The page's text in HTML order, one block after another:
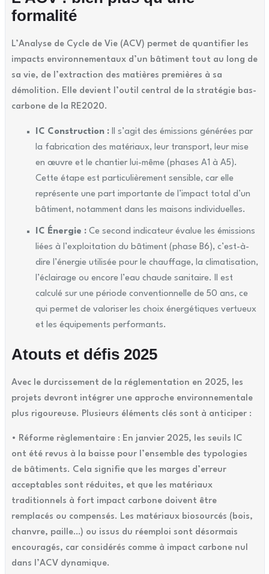
formalité
L’Analyse de Cycle de Vie (ACV) permet de quantifier les
impacts environnementaux d’un bâtiment tout au long de
sa vie, de l’extraction des matières premières à sa
démolition. Elle devient l’outil central de la stratégie bas-
carbone de la RE2020.
IC Construction :Il s’agit des émissions générées par
la fabrication des matériaux, leur transport, leur mise
en œuvre et le chantier lui-même (phases A1 à A5).
Cette étape est particulièrement sensible, car elle
représente une part importante de l’impact total d’un
bâtiment, notamment dans les maisons individuelles.
IC Énergie : Ce second indicateur évalue les émissions
liées à l’exploitation du bâtiment (phase B6), c’est-à-
dire l’énergie utilisée pour le chauffage, la climatisation,
l’éclairage ou encore l’eau chaude sanitaire. Il est
calculé sur une période conventionnelle de 50 ans, ce
qui permet de valoriser les choix énergétiques vertueux
et les équipements performants.
Atouts et défis 2025
Avec le durcissement de la réglementation en 2025, les
projets devront intégrer une approche environnementale
plus rigoureuse. Plusieurs éléments clés sont à anticiper :
• Réforme règlementaire : En janvier 2025, les seuils IC
ont été revus à la baisse pour l’ensemble des typologies
de bâtiments. Cela signifie que les marges d’erreur
acceptables sont réduites, et que les matériaux
traditionnels à fort impact carbone doivent être
remplacés ou compensés. Les matériaux biosourcés (bois,
chanvre, paille…) ou issus du réemploi sont désormais
encouragés, car considérés comme à impact carbone nul
dans l’ACV dynamique.